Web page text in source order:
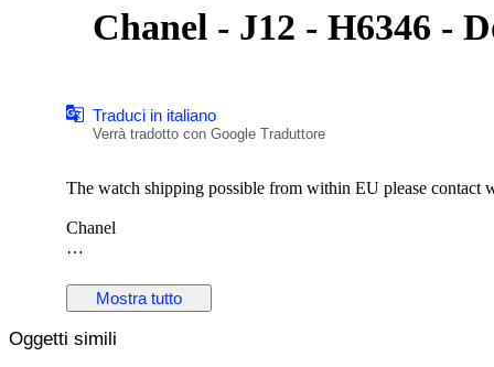
Chanel - J12 - H6346 -
Traduci in italiano
Verrà tradotto con Google Traduttore
The watch shipping possible from within EU please contact
Chanel
Quartz
Ref. H6347
Mostra tutto
Oggetti simili